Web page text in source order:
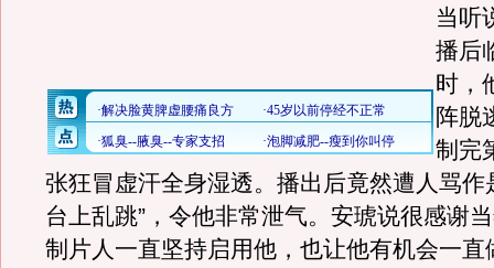
当听
播后
时，
阵脱
制完
张狂冒虚汗全身湿透。播出后竟然遭人骂作
台上乱跳”，令他非常泄气。安琥说很感谢
制片人一直坚持启用他，也让他有机会一直